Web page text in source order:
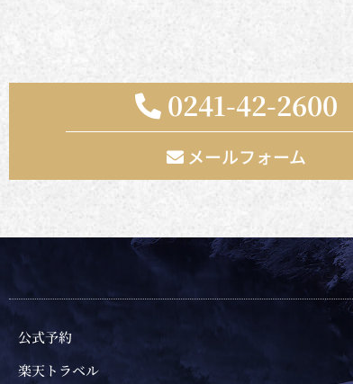
0241-42-2600
メールフォーム
公式予約
楽天トラベル